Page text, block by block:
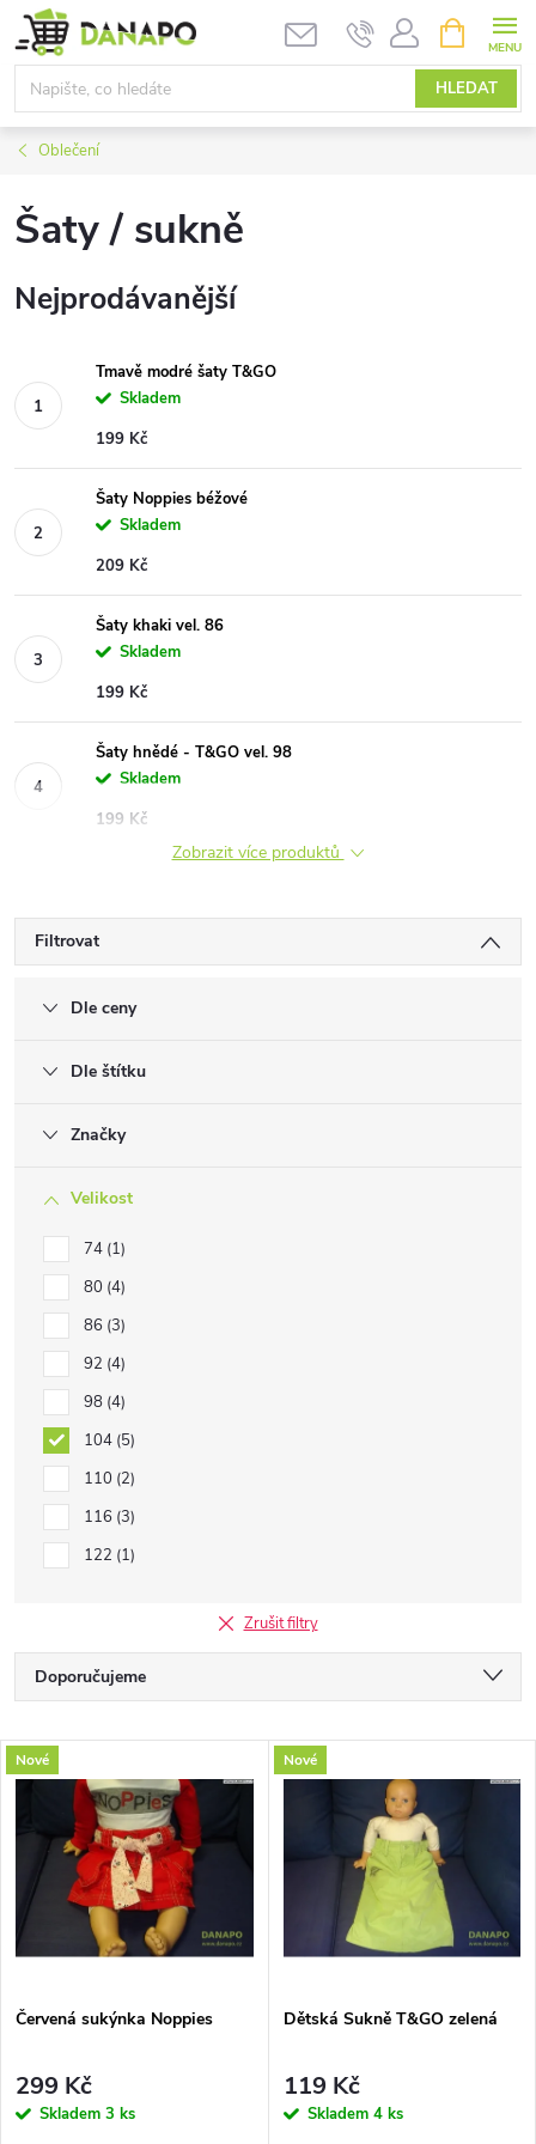
Přejít
na
obsah
HLEDAT
NÁKUPNÍ
KOŠÍK
Oblečení
Šaty / sukně
Nejprodávanější
Tmavě modré šaty T&GO
Skladem
199 Kč
Šaty Noppies béžové
Skladem
209 Kč
Šaty khaki vel. 86
Skladem
199 Kč
Šaty hnědé - T&GO vel. 98
Skladem
199 Kč
Zobrazit více produktů
Filtrovat
Dle ceny
Dle štítku
Značky
Velikost
74 1
80 4
86 3
92 4
98 4
104 5
110 2
116 3
122 1
Zrušit filtry
Ř
a
z
n
í
p
r
Doporučujeme
Nejdražší
Nejprodávanější
Abecedně
V
ý
p
i
s
p
r
Nové
Červená sukýnka Noppies
299 Kč
Skladem 3 ks
Nové
Dětská Sukně T&GO zelená
119 Kč
Skladem 4 ks